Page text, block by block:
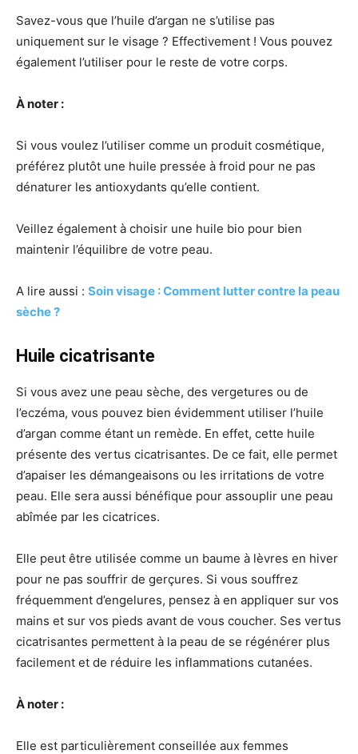
Savez-vous que l’huile d’argan ne s’utilise pas
uniquement sur le visage ? Effectivement ! Vous pouvez
également l’utiliser pour le reste de votre corps.
Ànoter :
Si vous voulez l’utiliser comme un produit cosmétique,
préférez plutôt une huile pressée à froid pour ne pas
dénaturer les antioxydants qu’elle contient.
Veillez également à choisir une huile bio pour bien
maintenir l’équilibre de votre peau.
A lire aussi : Soin visage : Comment lutter contre la peau
sèche ?
Huile cicatrisante
Si vous avez une peau sèche, des vergetures ou de
l’eczéma, vous pouvez bien évidemment utiliser l’huile
d’argan comme étant un remède. En effet, cette huile
présente des vertus cicatrisantes. De ce fait, elle permet
d’apaiser les démangeaisons ou les irritations de votre
peau. Elle sera aussi bénéfique pour assouplir une peau
abîmée par les cicatrices.
Elle peut être utilisée comme un baume à lèvres en hiver
pour ne pas souffrir de gerçures. Si vous souffrez
fréquemment d’engelures, pensez à en appliquer sur vos
mains et sur vos pieds avant de vous coucher. Ses vertus
cicatrisantes permettent à la peau de se régénérer plus
facilement et de réduire les inflammations cutanées.
Ànoter :
Elle est particulièrement conseillée aux femmes